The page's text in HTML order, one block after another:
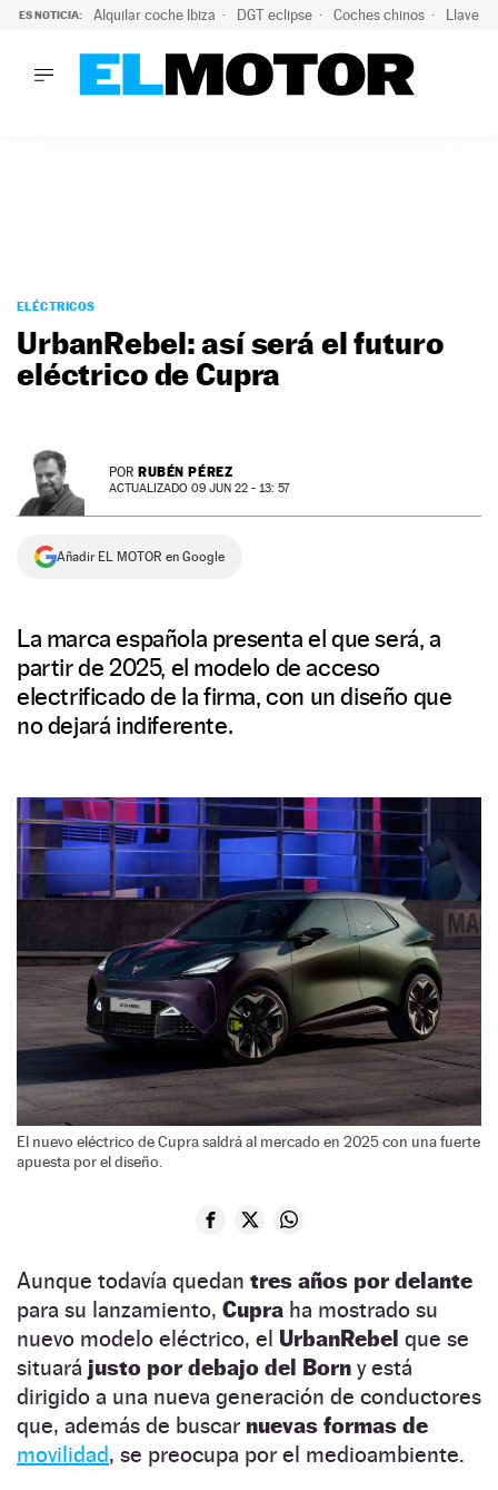
ES NOTICIA: Alquilar coche Ibiza DGT eclipse Coches chinos Llaves
PODCAST
MOTOS
TECNOLOGÍA
PREMIOS
SERVICIOS
ELÉCTRICOS
UrbanRebel: así será el futuro
eléctrico de Cupra
POR RUBÉN PÉREZ
ACTUALIZADO 09 JUN 22 - 13: 57
Añadir EL MOTOR en Google
La marca española presenta el que será, a
partir de 2025, el modelo de acceso
electrificado de la firma, con un diseño que
no dejará indiferente.
El nuevo eléctrico de Cupra saldrá al mercado en 2025 con una fuerte
apuesta por el diseño.
Aunque todavía quedan tres años por delante
para su lanzamiento, Cupra ha mostrado su
nuevo modelo eléctrico, el UrbanRebel que se
situará justo por debajo del Born y está
dirigido a una nueva generación de conductores
que, además de buscar nuevas formas de
movilidad, se preocupa por el medioambiente.